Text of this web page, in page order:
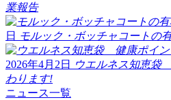
業報告
日 モルック・ボッチャコートの
2026年4月2日
ウエルネス知恵袋
わります!
ニュース一覧